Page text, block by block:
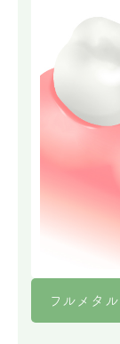
フルメタ